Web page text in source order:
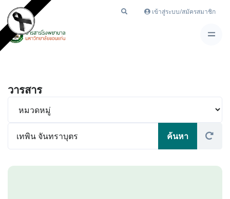
เข้าสู่ระบบ/สมัครสมาชิก
วารสาร